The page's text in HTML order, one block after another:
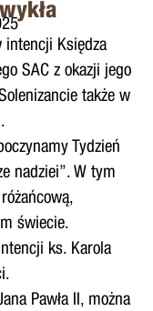
intencji Księdza
SAC z okazji jego
także w
Tydzień
nadziei”. W tym
świecie.
ks. Karola
Pawła II, można